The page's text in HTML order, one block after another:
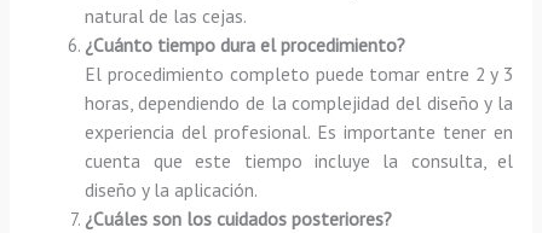
natural de las cejas.
¿Cuánto tiempo dura el procedimiento?
El procedimiento completo puede tomar entre 2 y 3
horas, dependiendo de la complejidad del diseño y la
experiencia del profesional. Es importante tener en
cuenta que este tiempo incluye la consulta, el
diseño y la aplicación.
¿Cuáles son los cuidados posteriores?